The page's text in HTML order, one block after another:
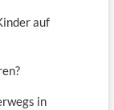
auf
in